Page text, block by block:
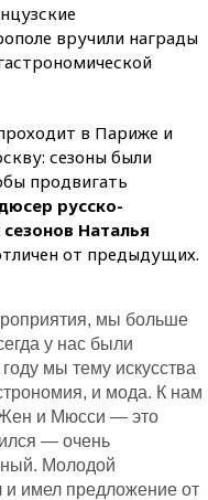
вручили награды
в Париже и
сезоны были
продвигать
русско-
Наталья
от предыдущих.
мы больше
у нас были
мы тему искусства
и мода. К нам
Жен и Мюсси — это
— очень
Молодой
имел предложение от